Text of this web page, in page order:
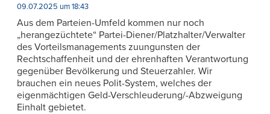
09.07.2025 um 18:43
Aus dem Parteien-Umfeld kommen nur noch
„herangezüchtete“ Partei-Diener/Platzhalter/Verwalter
des Vorteilsmanagements zuungunsten der
Rechtschaffenheit und der ehrenhaften Verantwortung
gegenüber Bevölkerung und Steuerzahler. Wir
brauchen ein neues Polit-System, welches der
eigenmächtigen Geld-Verschleuderung/-Abzweigung
Einhalt gebietet.